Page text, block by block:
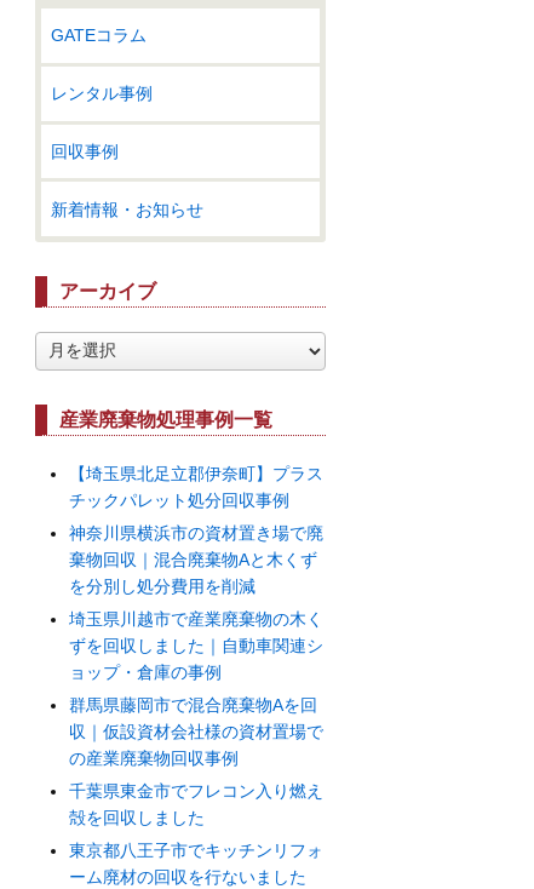
GATEコラム
レンタル事例
回収事例
新着情報・お知らせ
アーカイブ
ー
ブ
産業廃棄物処理事例一覧
【埼玉県北足立郡伊奈町】プラス
チックパレット処分回収事例
神奈川県横浜市の資材置き場で廃
棄物回収｜混合廃棄物Aと木くず
を分別し処分費用を削減
埼玉県川越市で産業廃棄物の木く
ずを回収しました｜自動車関連シ
ョップ・倉庫の事例
群馬県藤岡市で混合廃棄物Aを回
収｜仮設資材会社様の資材置場で
の産業廃棄物回収事例
千葉県東金市でフレコン入り燃え
殻を回収しました
東京都八王子市でキッチンリフォ
ーム廃材の回収を行ないました